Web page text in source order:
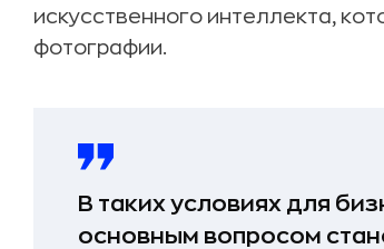
искусственного интеллекта,
фотографии.
В таких условиях для
основным вопросом